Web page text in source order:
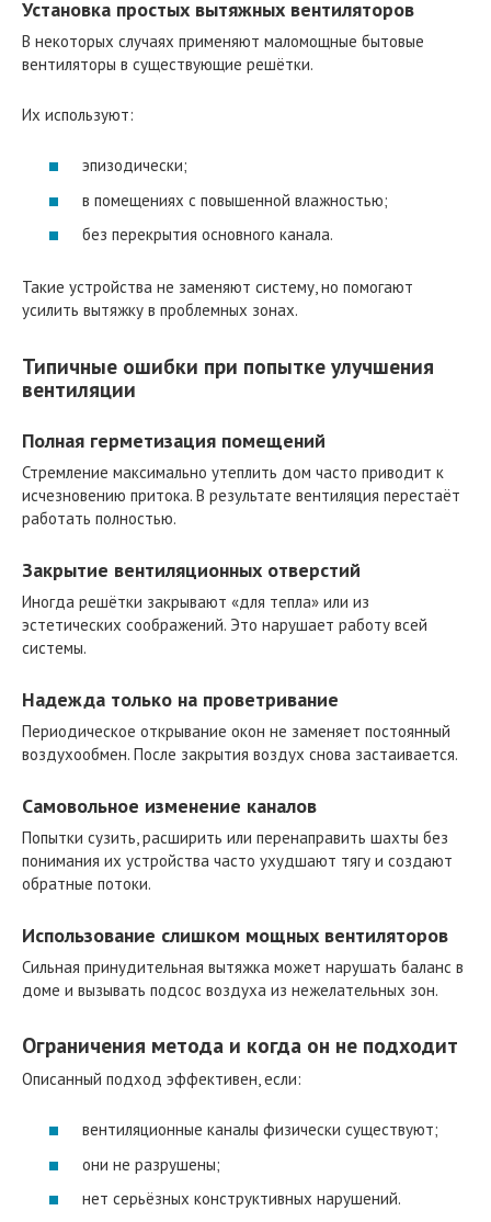
Установка простых вытяжных вентиляторов
В некоторых случаях применяют маломощные бытовые
вентиляторы в существующие решётки.
Их используют:
эпизодически;
в помещениях с повышенной влажностью;
без перекрытия основного канала.
Такие устройства не заменяют систему, но помогают
усилить вытяжку в проблемных зонах.
Типичные ошибки при попытке улучшения
вентиляции
Полная герметизация помещений
Стремление максимально утеплить дом часто приводит к
исчезновению притока. В результате вентиляция перестаёт
работать полностью.
Закрытие вентиляционных отверстий
Иногда решётки закрывают «для тепла» или из
эстетических соображений. Это нарушает работу всей
системы.
Надежда только на проветривание
Периодическое открывание окон не заменяет постоянный
воздухообмен. После закрытия воздух снова застаивается.
Самовольное изменение каналов
Попытки сузить, расширить или перенаправить шахты без
понимания их устройства часто ухудшают тягу и создают
обратные потоки.
Использование слишком мощных вентиляторов
Сильная принудительная вытяжка может нарушать баланс в
доме и вызывать подсос воздуха из нежелательных зон.
Ограничения метода и когда он не подходит
Описанный подход эффективен, если:
вентиляционные каналы физически существуют;
они не разрушены;
нет серьёзных конструктивных нарушений.